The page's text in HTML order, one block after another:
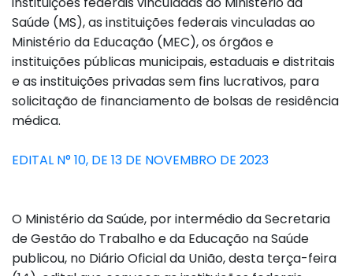
Saúde (MS), as instituições federais vinculadas ao
Ministério da Educação (MEC), os órgãos e
instituições públicas municipais, estaduais e distritais
e as instituições privadas sem fins lucrativos, para
solicitação de financiamento de bolsas de residência
médica.
EDITAL N° 10, DE 13 DE NOVEMBRO DE 2023
O Ministério da Saúde, por intermédio da Secretaria
de Gestão do Trabalho e da Educação na Saúde
publicou, no Diário Oficial da União, desta terça-feira